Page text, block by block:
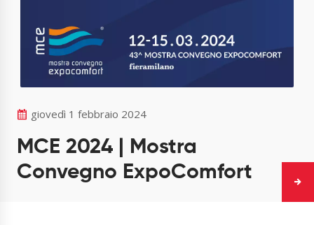
giovedì 1 febbraio 2024
MCE 2024 | Mostra
Convegno ExpoComfort